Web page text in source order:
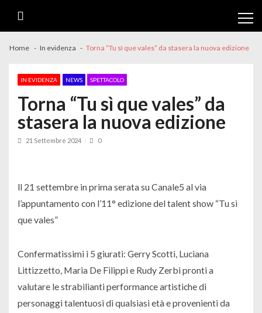
Home In evidenza Torna “Tu sì que vales” da stasera la nuova edizione
IN EVIDENZA NEWS SPETTACOLO
Torna “Tu sì que vales” da
stasera la nuova edizione
21 Settembre 2024 0
ll 21 settembre in prima serata su Canale5 al via
l’appuntamento con l’11° edizione del talent show “Tu si
que vales”
Confermatissimi i 5 giurati: Gerry Scotti, Luciana
Littizzetto, Maria De Filippi e Rudy Zerbi pronti a
valutare le strabilianti performance artistiche di
personaggi talentuosi di qualsiasi età e provenienti da